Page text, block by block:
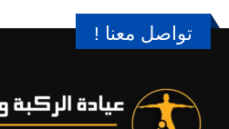
تواصل معنا !